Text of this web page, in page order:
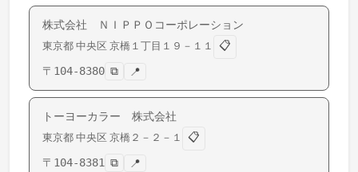
株式会社 ＮＩＰＰＯコーポレーション
東京都 中央区 京橋 １丁目１９－１１
📋
〒 104-8380 ⧉ 📍
トーヨーカラー 株式会社
東京都 中央区 京橋 ２－２－１
📋
〒 104-8381 ⧉ 📍